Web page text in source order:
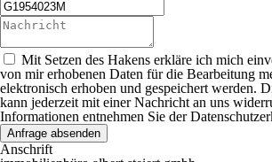
Mit Setzen des Hakens erkläre ich mich
von mir erhobenen Daten für die Bearbeitung
elektronisch erhoben und gespeichert werden.
kann jederzeit mit einer Nachricht an uns
Informationen entnehmen Sie der
Anfrage absenden
Anschrift